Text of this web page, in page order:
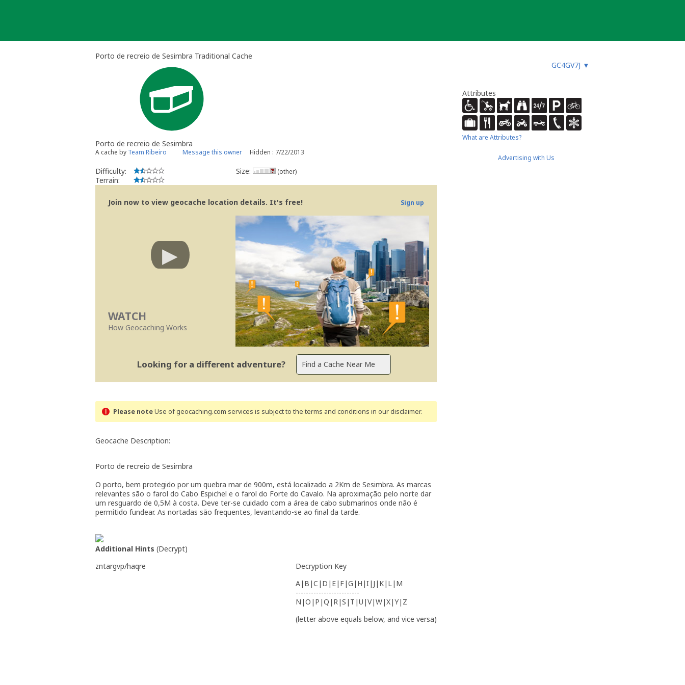
Porto de recreio de Sesimbra Traditional Cache
GC4GV7J ▼
Porto de recreio de Sesimbra
A cache by Team Ribeiro Message this owner Hidden : 7/22/2013
Difficulty:
Terrain:
Size: (other)
Join now to view geocache location details. It's free! Sign up
WATCH
How Geocaching Works
Looking for a different adventure?
Please noteUse of geocaching.com services is subject to the terms and conditions in our disclaimer.
Geocache Description:
Porto de recreio de Sesimbra
O porto, bem protegido por um quebra mar de 900m, está localizado a 2Km de Sesimbra. As marcas
relevantes são o farol do Cabo Espichel e o farol do Forte do Cavalo. Na aproximação pelo norte dar
um resguardo de 0,5M à costa. Deve ter-se cuidado com a área de cabo submarinos onde não é
permitido fundear. As nortadas são frequentes, levantando-se ao final da tarde.
Additional Hints (Decrypt)
zntargvp/haqre
Decryption Key
A|B|C|D|E|F|G|H|I|J|K|L|M
-------------------------
N|O|P|Q|R|S|T|U|V|W|X|Y|Z
(letter above equals below, and vice versa)
Attributes
What are Attributes?
Advertising with Us